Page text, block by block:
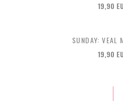
19,90
SUNDAY: VEAL
19,90